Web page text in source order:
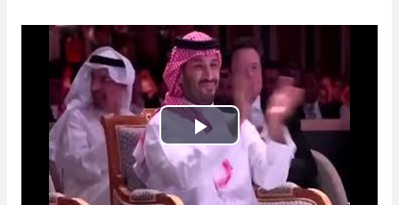
Play
Video